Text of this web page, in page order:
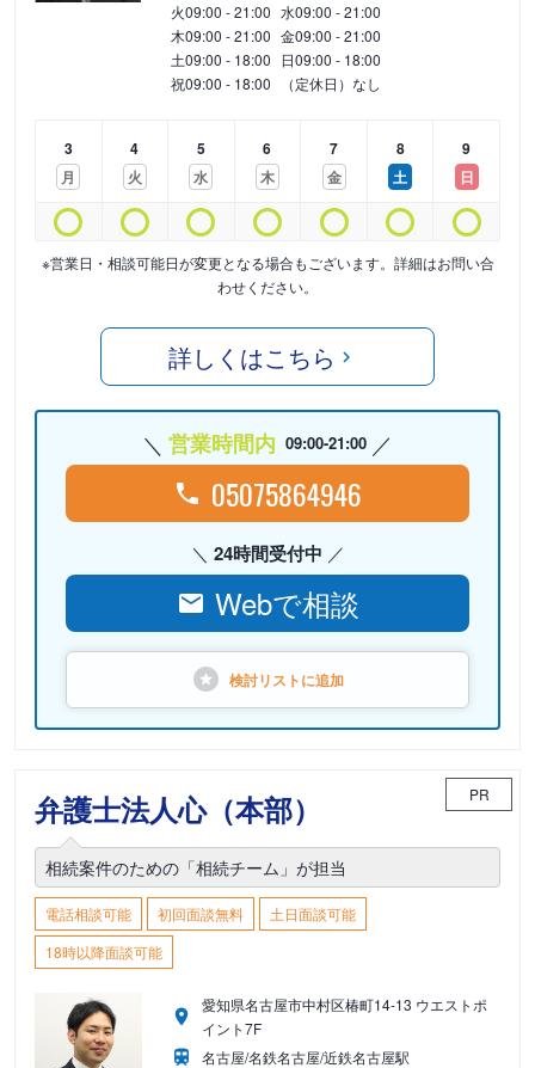
火09:00 - 21:00 水09:00 - 21:00
木09:00 - 21:00 金09:00 - 21:00
土09:00 - 18:00 日09:00 - 18:00
祝09:00 - 18:00 （定休日）なし
3
月
4
火
5
水
6
木
7
金
8
土
9
日
※営業日・相談可能日が変更となる場合もございます。詳細はお問い合
わせください。
詳しくはこちら
営業時間内 09:00-21:00
05075864946
24時間受付中
Webで相談
検討リストに追加
弁護士法人心（本部） PR
相続案件のための「相続チーム」が担当
電話相談可能 初回面談無料
土日面談可能
18時以降面談可能
愛知県名古屋市中村区椿町14-13 ウエストポ
イント7F
名古屋/名鉄名古屋/近鉄名古屋駅